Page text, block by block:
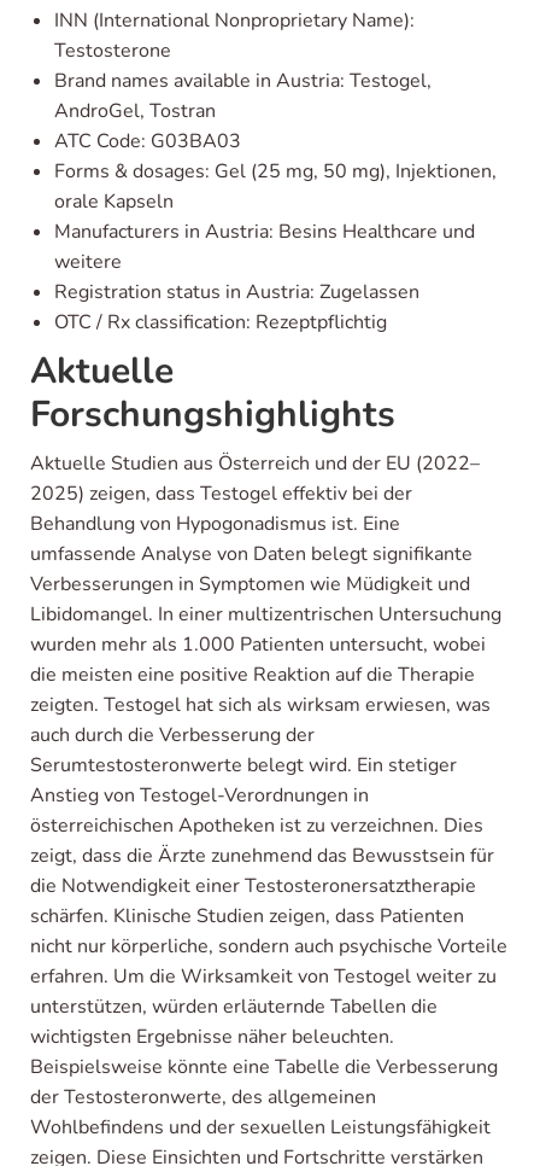
INN (International Nonproprietary Name):
Testosterone
Brand names available in Austria: Testogel,
AndroGel, Tostran
ATC Code: G03BA03
Forms & dosages: Gel (25 mg, 50 mg), Injektionen,
orale Kapseln
Manufacturers in Austria: Besins Healthcare und
weitere
Registration status in Austria: Zugelassen
OTC / Rx classification: Rezeptpflichtig
Aktuelle
Forschungshighlights
Aktuelle Studien aus Österreich und der EU (2022–
2025) zeigen, dass Testogel effektiv bei der
Behandlung von Hypogonadismus ist. Eine
umfassende Analyse von Daten belegt signifikante
Verbesserungen in Symptomen wie Müdigkeit und
Libidomangel. In einer multizentrischen Untersuchung
wurden mehr als 1.000 Patienten untersucht, wobei
die meisten eine positive Reaktion auf die Therapie
zeigten. Testogel hat sich als wirksam erwiesen, was
auch durch die Verbesserung der
Serumtestosteronwerte belegt wird. Ein stetiger
Anstieg von Testogel-Verordnungen in
österreichischen Apotheken ist zu verzeichnen. Dies
zeigt, dass die Ärzte zunehmend das Bewusstsein für
die Notwendigkeit einer Testosteronersatztherapie
schärfen. Klinische Studien zeigen, dass Patienten
nicht nur körperliche, sondern auch psychische Vorteile
erfahren. Um die Wirksamkeit von Testogel weiter zu
unterstützen, würden erläuternde Tabellen die
wichtigsten Ergebnisse näher beleuchten.
Beispielsweise könnte eine Tabelle die Verbesserung
der Testosteronwerte, des allgemeinen
Wohlbefindens und der sexuellen Leistungsfähigkeit
zeigen. Diese Einsichten und Fortschritte verstärken